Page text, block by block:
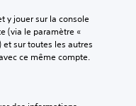
y jouer sur la console
(via le paramètre «
et sur toutes les autres
ce même compte.